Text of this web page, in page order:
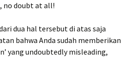
no doubt at all!
dua hal tersebut di atas saja
bahwa Anda sudah memberikan
yang undoubtedly misleading,